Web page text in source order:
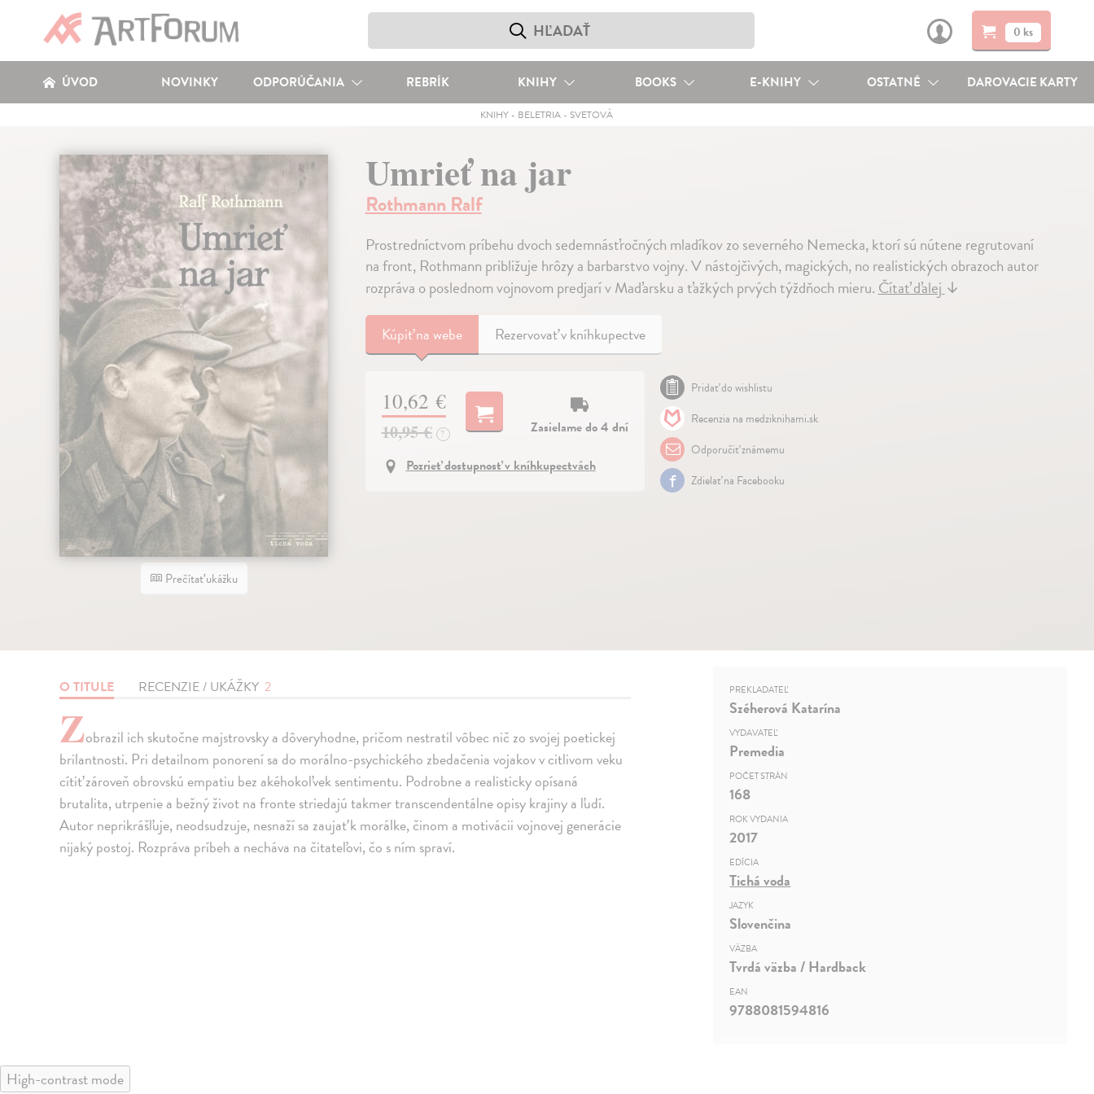
0 ks
ÚVOD NOVINKY ODPORÚČANIA REBRÍK KNIHY BOOKS E-KNIHY OSTATNÉ DAROVACIE KARTY
KNIHY - BELETRIA - SVETOVÁ
Prečítať ukážku
Umrieť na jar
Rothmann Ralf
Prostredníctvom príbehu dvoch sedemnásťročných mladíkov zo severného Nemecka, ktorí sú nútene regrutovaní
na front, Rothmann približuje hrôzy a barbarstvo vojny. V nástojčivých, magických, no realistických obrazoch autor
rozpráva o poslednom vojnovom predjarí v Maďarsku a ťažkých prvých týždňoch mieru.Čítať ďalej↓
Kúpiťna webe Rezervovať v kníhkupectve
10,62 €
10,95 € ?
Zasielame do 4 dní
Pozrieť dostupnosť v kníhkupectvách
Pridať do wishlistu
Recenzia na medziknihami.sk
Odporučiť známemu
Zdielať na Facebooku
O TITULE RECENZIE / UKÁŽKY 2
Zobrazil ich skutočne majstrovsky a dôveryhodne, pričom nestratil vôbec nič zo svojej poetickej
brilantnosti. Pri detailnom ponorení sa do morálno-psychického zbedačenia vojakov v citlivom veku
cítiť zároveň obrovskú empatiu bez akéhokoľvek sentimentu. Podrobne a realisticky opísaná
brutalita, utrpenie a bežný život na fronte striedajú takmer transcendentálne opisy krajiny a ľudí.
Autor neprikrášľuje, neodsudzuje, nesnaží sa zaujať k morálke, činom a motivácii vojnovej generácie
nijaký postoj. Rozpráva príbeh a necháva na čitateľovi, čo s ním spraví.
PREKLADATEĽ
Széherová Katarína
VYDAVATEĽ
Premedia
POČET STRÁN
168
ROK VYDANIA
2017
EDÍCIA
Tichá voda
JAZYK
Slovenčina
VÄZBA
Tvrdá väzba / Hardback
EAN
9788081594816
High-contrast mode